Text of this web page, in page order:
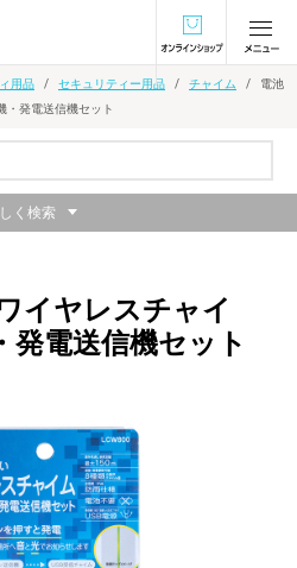
オンラインショ
用品 セキュリティー用品 チャイム
電池
発電送信機セット
イヤレスチャイ
電送信機セット
く検索